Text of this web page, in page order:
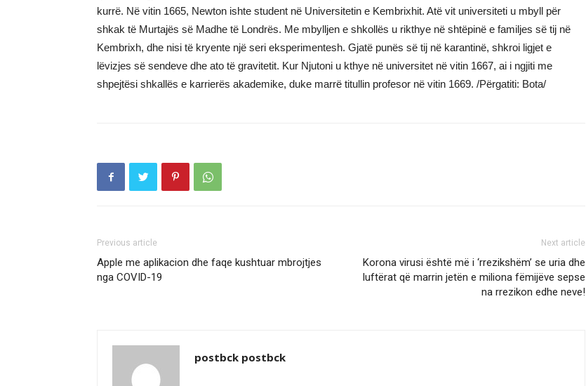
kurrë. Në vitin 1665, Newton ishte student në Universitetin e Kembrixhit. Atë vit universiteti u mbyll për
shkak të Murtajës së Madhe të Londrës. Me mbylljen e shkollës u rikthye në shtëpinë e familjes së tij në
Kembrixh, dhe nisi të kryente një seri eksperimentesh. Gjatë punës së tij në karantinë, shkroi ligjet e
lëvizjes së sendeve dhe ato të gravitetit. Kur Njutoni u kthye në universitet në vitin 1667, ai i ngjiti me
shpejtësi shkallës e karrierës akademike, duke marrë titullin profesor në vitin 1669. /Përgatiti: Bota/
Previous article
Apple me aplikacion dhe faqe kushtuar mbrojtjes
nga COVID-19
Next article
Korona virusi është më i ‘rrezikshëm’ se uria dhe
luftërat që marrin jetën e miliona fëmijëve sepse
na rrezikon edhe neve!
postbck postbck